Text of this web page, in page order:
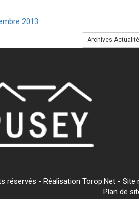
2013
Archives
réservés - Réalisation Torop.Net - Site
Plan de